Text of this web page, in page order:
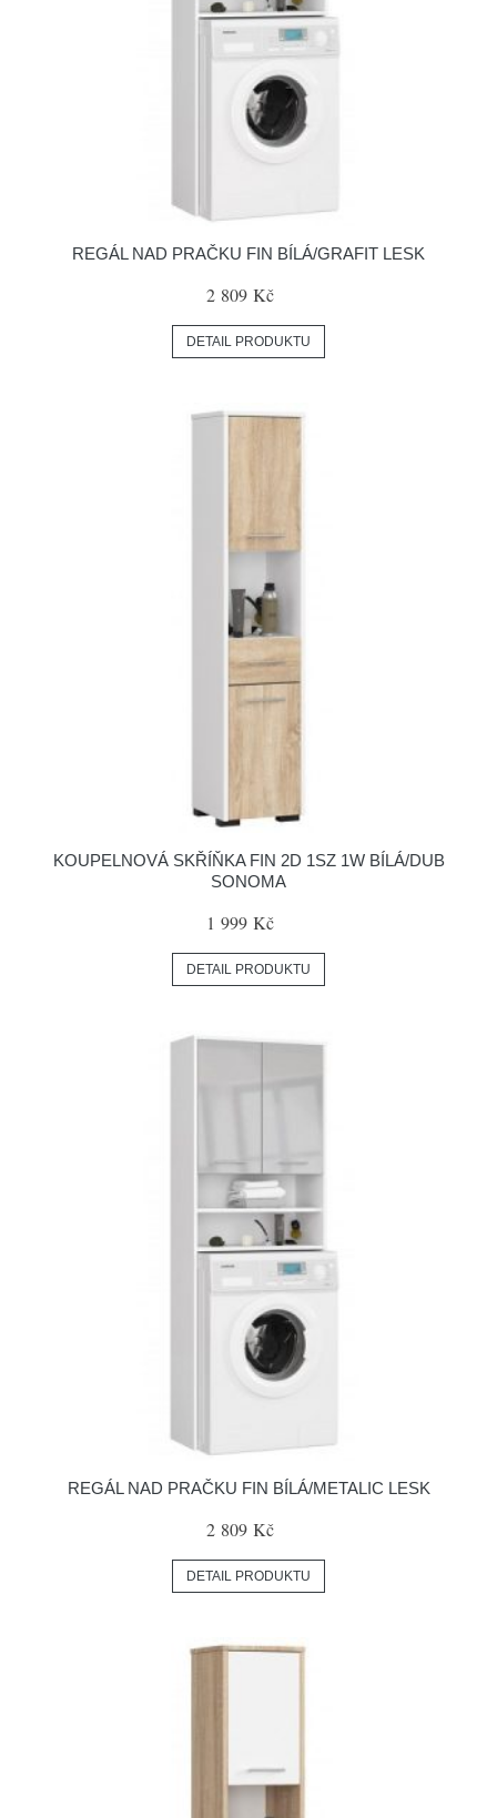
REGÁL NAD PRAČKU FIN BÍLÁ/GRAFIT LESK
2 809 Kč
DETAIL PRODUKTU
KOUPELNOVÁ SKŘÍŇKA FIN 2D 1SZ 1W BÍLÁ/DUB
SONOMA
1 999 Kč
DETAIL PRODUKTU
REGÁL NAD PRAČKU FIN BÍLÁ/METALIC LESK
2 809 Kč
DETAIL PRODUKTU